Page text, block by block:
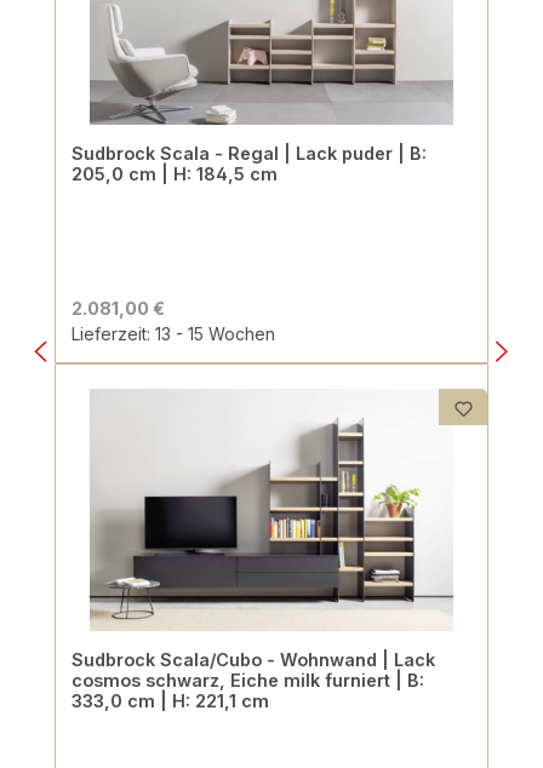
Sudbrock Scala - Regal | Lack puder | B:
205,0 cm | H: 184,5 cm
2.081,00 €
Lieferzeit: 13 - 15 Wochen
Sudbrock Scala/Cubo - Wohnwand | Lack
cosmos schwarz, Eiche milk furniert | B:
333,0 cm | H: 221,1 cm